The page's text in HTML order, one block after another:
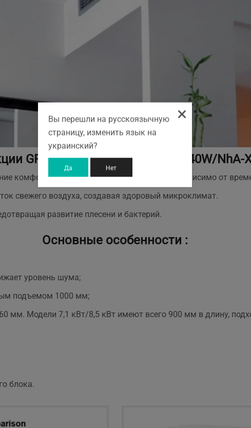
GREE GUD140PHS/A-T/GUD140W/NhA-
комфортной температуры в помещении независимо от
свежего воздуха, создавая здоровый микроклимат.
развитие плесени и бактерий.
Основные особенности :
уровень шума;
подъемом 1000 мм;
мм. Модели 7,1 кВт/8,5 кВт имеют всего 900 мм в длину,
блока.
×
Вы перешли на русскоязычную
страницу, изменить язык на
украинский?
Да Нет